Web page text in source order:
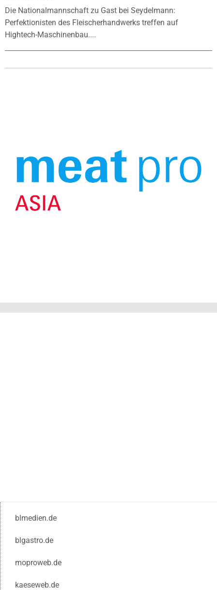
Die Nationalmannschaft zu Gast bei Seydelmann:
Perfektionisten des Fleischerhandwerks treffen auf
Hightech-Maschinenbau....
blmedien.de
blgastro.de
moproweb.de
kaeseweb.de